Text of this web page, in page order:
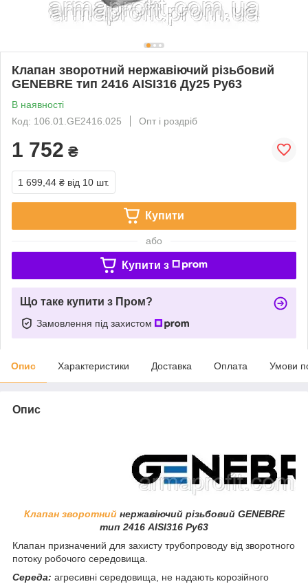
Клапан зворотний нержавіючий різьбовий
GENEBRE тип 2416 AISI316 Ду25 Ру63
В наявності
Код: 106.01.GE2416.025
Опт і роздріб
1 752 ₴
1 699,44 ₴ від 10 шт.
Купити
або
Купити з
Що таке купити з Пром?
Замовлення під захистом
Опис Характеристики Доставка Оплата Умови
Опис
Клапан зворотнийнержавіючий різьбовий GENEBRE
тип 2416 AISI316 Ру63
Клапан призначений для захисту трубопроводу від зворотного
потоку робочого середовища.
Середа: агресивні середовища, не надають корозійного